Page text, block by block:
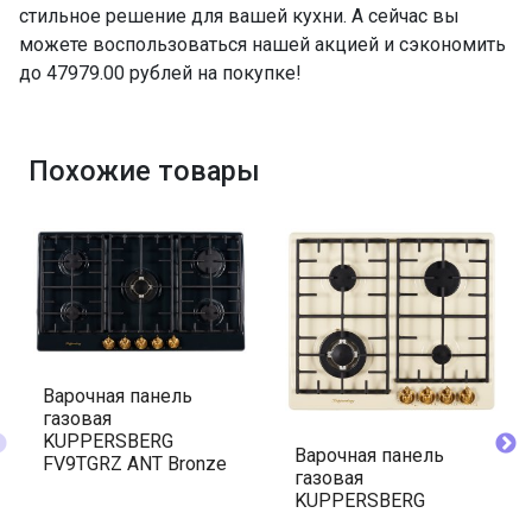
стильное решение для вашей кухни. А сейчас вы
можете воспользоваться нашей акцией и сэкономить
до 47979.00 рублей на покупке!
Похожие товары
Варочная панель
газовая
KUPPERSBERG
FV9TGRZ ANT Bronze
Варочная панель
газовая
KUPPERSBERG